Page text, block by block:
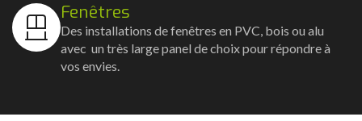
Fenêtres
Des installations de fenêtres en PVC, bois ou alu
avec un très large panel de choix pour répondre à
vos envies.